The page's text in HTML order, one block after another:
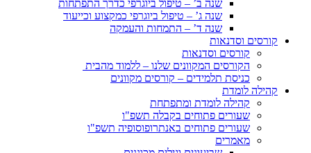
שנה ב’ – טיפול ביוגרפי כדרך התפתחות
שנה ג’ – טיפול ביוגרפי כמקצוע וכייעוד
שנה ד’ – התמחות והעמקה
קורסים וסדנאות
קורסים וסדנאות
הקורסים המקוונים שלנו – ללמוד מהבית
כניסת תלמידים – קורסים מקוונים
קהילה לומדת
קהילה לומדת ומתפתחת
שעורים פתוחים בקבלה תשפ"ו
שעורים פתוחים באנתרופוסופיה תשפ"ו
מאמרים